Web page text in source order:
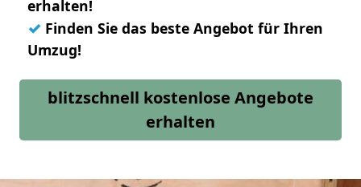
erhalten!
✓ Finden Sie das beste Angebot für Ihren
Umzug!
blitzschnell kostenlose Angebote
erhalten